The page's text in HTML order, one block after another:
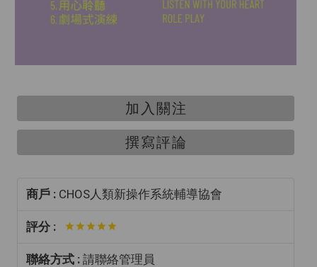
加入關注
撰寫評論
商戶 : CHOS人類新操作系統輔導協會
評分 :
聯絡方式 : 請聯絡管理員